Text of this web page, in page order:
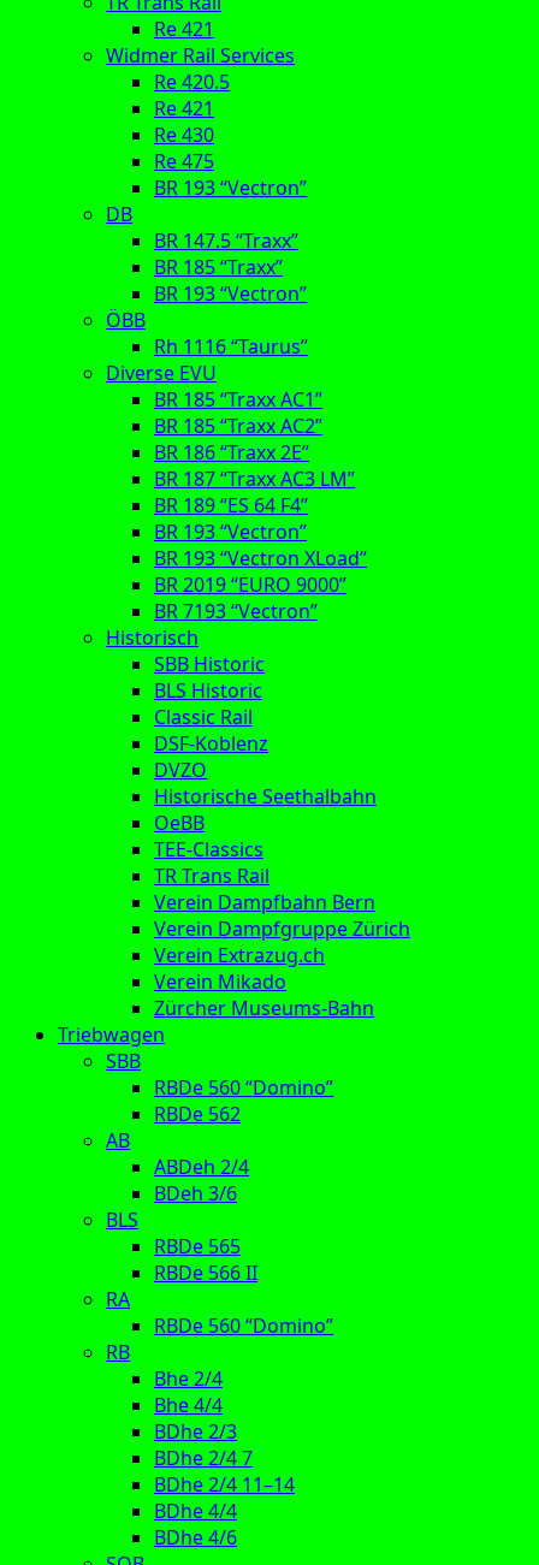
Re 421
Widmer Rail Services
Re 420.5
Re 421
Re 430
Re 475
BR 193 “Vectron”
DB
BR 147.5 “Traxx”
BR 185 “Traxx”
BR 193 “Vectron”
ÖBB
Rh 1116 “Taurus”
Diverse EVU
BR 185 “Traxx AC1”
BR 185 “Traxx AC2”
BR 186 “Traxx 2E”
BR 187 “Traxx AC3 LM”
BR 189 “ES 64 F4”
BR 193 “Vectron”
BR 193 “Vectron XLoad”
BR 2019 “EURO 9000”
BR 7193 “Vectron”
Historisch
SBB Historic
BLS Historic
Classic Rail
DSF-Koblenz
DVZO
Historische Seethalbahn
OeBB
TEE-Classics
TR Trans Rail
Verein Dampfbahn Bern
Verein Dampfgruppe Zürich
Verein Extrazug.ch
Verein Mikado
Zürcher Museums-Bahn
Triebwagen
SBB
RBDe 560 “Domino”
RBDe 562
AB
ABDeh 2/4
BDeh 3/6
BLS
RBDe 565
RBDe 566 II
RA
RBDe 560 “Domino”
RB
Bhe 2/4
Bhe 4/4
BDhe 2/3
BDhe 2/4 7
BDhe 2/4 11–14
BDhe 4/4
BDhe 4/6